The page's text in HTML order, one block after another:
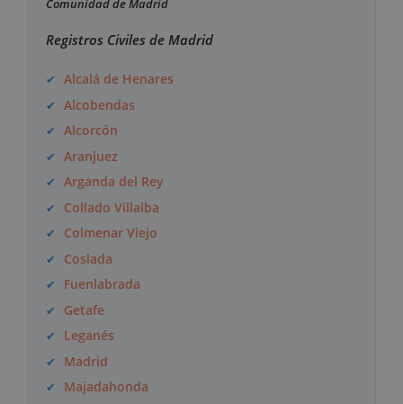
Comunidad de Madrid
Registros Civiles de Madrid
Alcalá de Henares
Alcobendas
Alcorcón
Aranjuez
Arganda del Rey
Collado Villalba
Colmenar Viejo
Coslada
Fuenlabrada
Getafe
Leganés
Madrid
Majadahonda